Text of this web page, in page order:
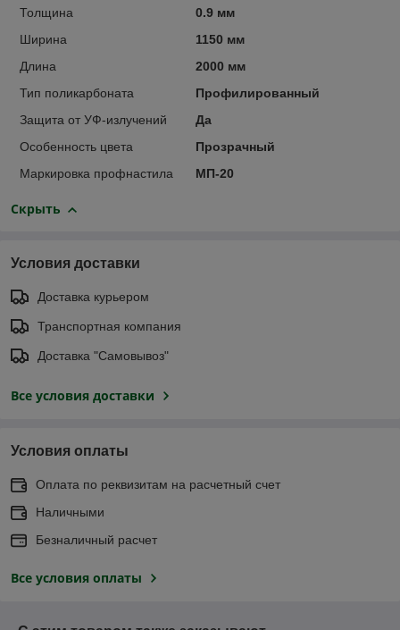
Толщина
0.9 мм
Ширина
1150 мм
Длина
2000 мм
Тип поликарбоната
Профилированный
Защита от УФ-излучений
Да
Особенность цвета
Прозрачный
Маркировка профнастила
МП-20
Скрыть
Условия доставки
Доставка курьером
Транспортная компания
Доставка "Самовывоз"
Все условия доставки
Условия оплаты
Оплата по реквизитам на расчетный счет
Наличными
Безналичный расчет
Все условия оплаты